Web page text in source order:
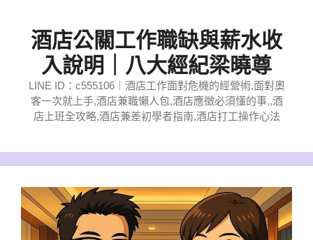
酒店公關工作職缺與薪水收
入說明｜八大經紀梁曉尊
LINE ID：c555106｜酒店工作面對危機的經營術,面對奧
客一次就上手,酒店兼職懶人包,酒店應徵必須懂的事,,酒
店上班全攻略,酒店兼差初學者指南,酒店打工操作心法